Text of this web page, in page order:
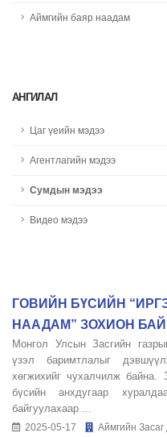
Аймгийн баяр наадам
АНГИЛАЛ
Цаг үеийн мэдээ
Агентлагийн мэдээ
Сумдын мэдээ
Видео мэдээ
ГОВИЙН БҮСИЙН
НААДАМ” ЗОХИОН
Монгол Улсын Засгийн
үзэл баримтлалыг
хөгжихийг чухалчилж байна.
бүсийн анхдугаар
байгуулахаар ...
2025-05-17 Аймгийн Засаг